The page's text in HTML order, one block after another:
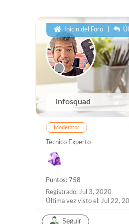
infosquad
Inicio del Foro|
Moderator
Técnico Experto
Puntos: 758
Registrado: Jul 3, 2020
Última vez visto el: Jul 22,
Seguir